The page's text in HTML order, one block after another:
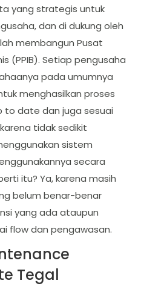
yang strategis untuk
dan di dukung oleh
membangun Pusat
(PPIB). Setiap pengusaha
pada umumnya
menghasilkan proses
to date dan juga sesuai
tidak sedikit
sistem
secara
itu? Ya, karena masih
belum benar-benar
yang ada ataupun
flow dan pengawasan.
Tegal